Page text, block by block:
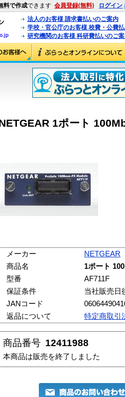
料で作成できます 会員登録(無料) ログイン
法人のお客様 請求書払いのご案内
学校・官公庁のお客様 校費・公費
研究機関のお客様 科研費払いのご
1ポート
メーカー
NETGEAR
商品名
1ポート
型番
AF711F
保証条件
当社販売日
JANコード
返品について
特定商取引
商品番号 12411988
本商品は販売を終了しました